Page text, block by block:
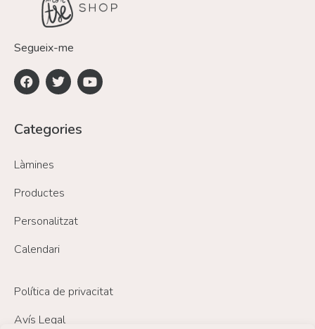
Segueix-me
Categories
Làmines
Productes
Personalitzat
Calendari
Política de privacitat
Avís Legal